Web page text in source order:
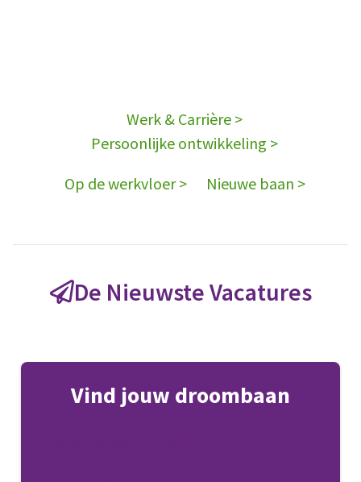
Werk & Carrière >
Persoonlijke ontwikkeling >
Op de werkvloer >
Nieuwe baan >
De Nieuwste Vacatures
Vind jouw droombaan